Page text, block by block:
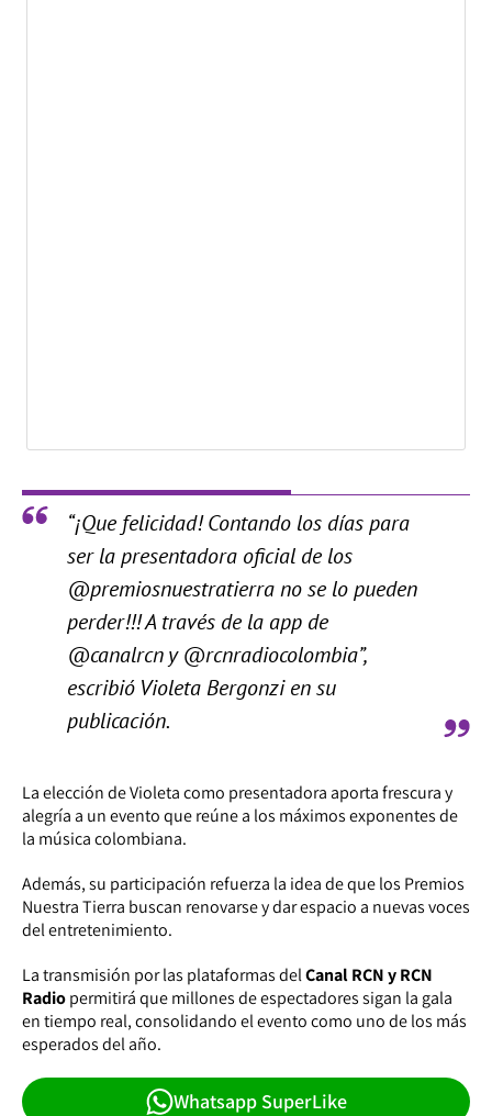
“¡Que felicidad! Contando los días para
ser la presentadora oficial de los
@premiosnuestratierra no se lo pueden
perder!!! A través de la app de
@canalrcn y @rcnradiocolombia”,
escribió Violeta Bergonzi en su
publicación.
La elección de Violeta como presentadora aporta frescura y
alegría a un evento que reúne a los máximos exponentes de
la música colombiana.
Además, su participación refuerza la idea de que los Premios
Nuestra Tierra buscan renovarse y dar espacio a nuevas voces
del entretenimiento.
La transmisión por las plataformas delCanal RCN y RCN
Radiopermitirá que millones de espectadores sigan la gala
en tiempo real, consolidando el evento como uno de los más
esperados del año.
Whatsapp SuperLike